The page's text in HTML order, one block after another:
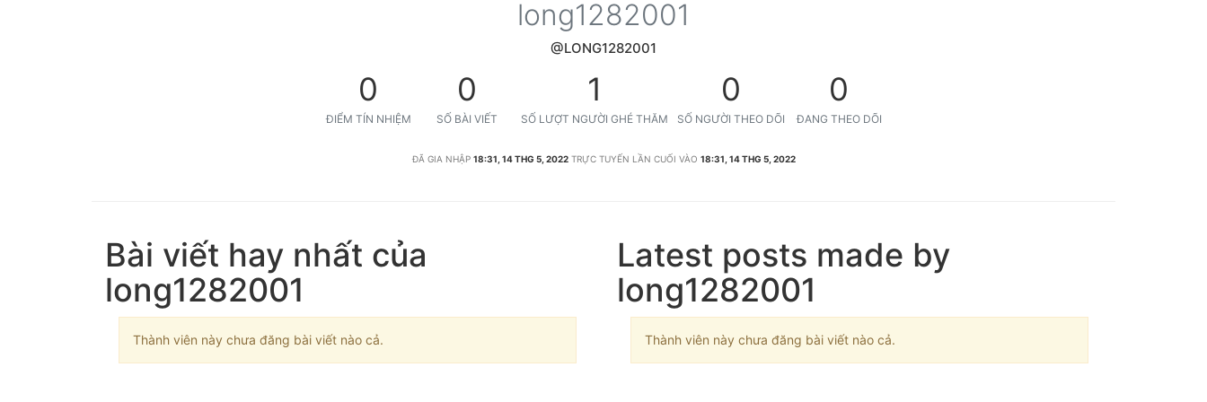
long1282001
@LONG1282001
0
ĐIỂM TÍN NHIỆM
0
SỐ BÀI VIẾT
1
SỐ LƯỢT NGƯỜI GHÉ THĂM
0
SỐ NGƯỜI THEO DÕI
0
ĐANG THEO DÕI
ĐÃ GIA NHẬP 18:31, 14 THG 5, 2022 TRỰC TUYẾN LẦN CUỐI VÀO 18:31, 14 THG 5, 2022
Bài viết hay nhất của
long1282001
Thành viên này chưa đăng bài viết nào cả.
Latest posts made by
long1282001
Thành viên này chưa đăng bài viết nào cả.